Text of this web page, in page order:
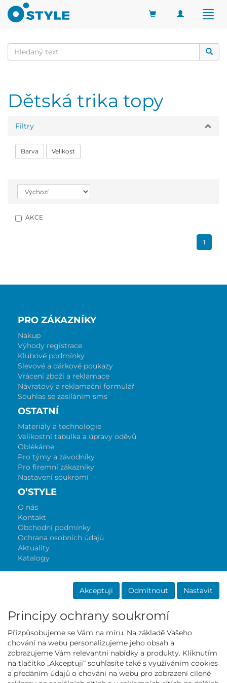
Toggle
Dětská trika topy
Filtry
Barva Velikost
AKCE
1
PRO ZÁKAZNÍKY
Nákup
Výhody registrace
Klubové podmínky
Slevové a dárkové poukazy
Vrácení zboží a reklamace
Návratový a reklamační formulář
Souhlas se zasíláním sms
OSTATNÍ
Materiály a technologie
Velikostní tabulka a úpravy oděvů
Oblékáme
Pro týmy a závodníky
Pro firemní zákazníky
Nastavení soukromí
O’STYLE
O nás
Kontakt
Obchodní podmínky
Ochrana osobních údajů
Aktuality
Katalogy
Mall partner
Akceptuji Odmítnout Nastavit
Principy ochrany soukromí
Přizpůsobujeme se Vám na míru. Na základě Vašeho
chování na webu personalizujeme jeho obsah a
zobrazujeme Vám relevantní nabídky a produkty. Kliknutím
na tlačítko „Akceptuji“ souhlasíte také s využíváním cookies
a předáním údajů o chování na webu pro zobrazení cílené